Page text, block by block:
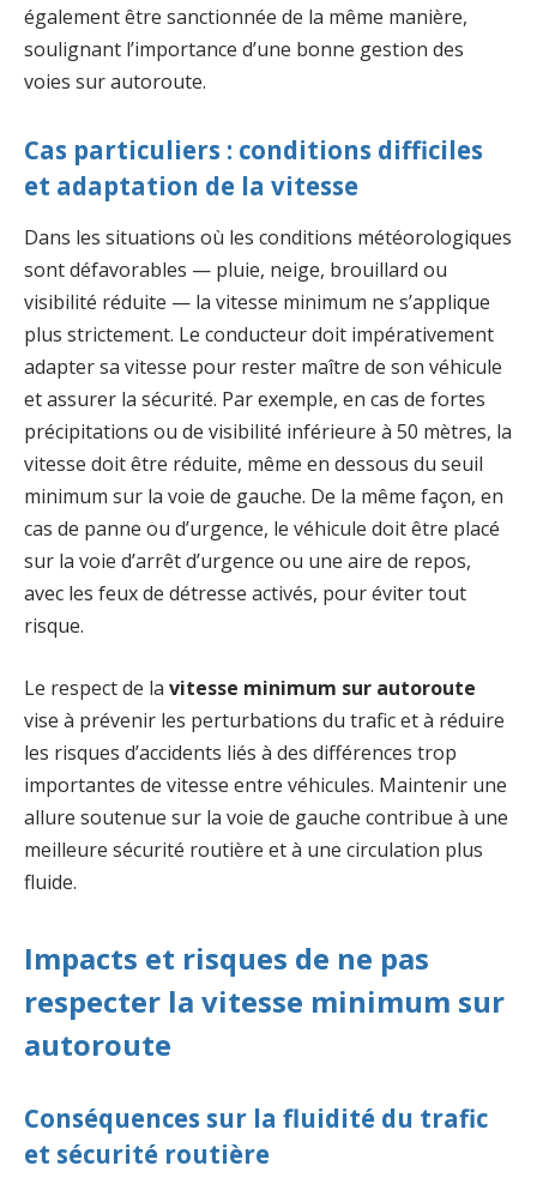
également être sanctionnée de la même manière,
soulignant l’importance d’une bonne gestion des
voies sur autoroute.
Cas particuliers : conditions difficiles
et adaptation de la vitesse
Dans les situations où les conditions météorologiques
sont défavorables — pluie, neige, brouillard ou
visibilité réduite — la vitesse minimum ne s’applique
plus strictement. Le conducteur doit impérativement
adapter sa vitesse pour rester maître de son véhicule
et assurer la sécurité. Par exemple, en cas de fortes
précipitations ou de visibilité inférieure à 50 mètres, la
vitesse doit être réduite, même en dessous du seuil
minimum sur la voie de gauche. De la même façon, en
cas de panne ou d’urgence, le véhicule doit être placé
sur la voie d’arrêt d’urgence ou une aire de repos,
avec les feux de détresse activés, pour éviter tout
risque.
Le respect de la vitesse minimum sur autoroute
vise à prévenir les perturbations du trafic et à réduire
les risques d’accidents liés à des différences trop
importantes de vitesse entre véhicules. Maintenir une
allure soutenue sur la voie de gauche contribue à une
meilleure sécurité routière et à une circulation plus
fluide.
Impacts et risques de ne pas
respecter la vitesse minimum sur
autoroute
Conséquences sur la fluidité du trafic
et sécurité routière